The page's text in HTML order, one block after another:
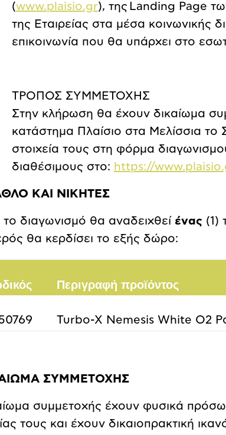
(www.plaisio.gr), της Landing Page
της Εταιρείας στα μέσα κοινωνικής
επικοινωνία που θα υπάρχει στο
ΤΡΟΠΟΣ ΣΥΜΜΕΤΟΧΗΣ
Στην κλήρωση θα έχουν δικαίωμα
κατάστημα Πλαίσιο στα Μελίσσια
στοιχεία τους στη φόρμα
διαθέσιμους στο: https://
ΚΑΙ ΝΙΚΗΤΕΣ
διαγωνισμό θα αναδειχθεί ένας (1)
θα κερδίσει το εξής δώρο:
Περιγραφή προϊόντος
Turbo-X Nemesis White O2
ΣΥΜΜΕΤΟΧΗΣ
συμμετοχής έχουν φυσικά
τους και έχουν δικαιοπρακτική